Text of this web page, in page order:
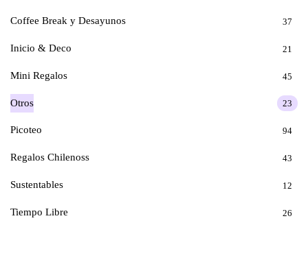
Coffee Break y Desayunos 37
Inicio & Deco 21
Mini Regalos 45
Otros 23
Picoteo 94
Regalos Chilenoss 43
Sustentables 12
Tiempo Libre 26